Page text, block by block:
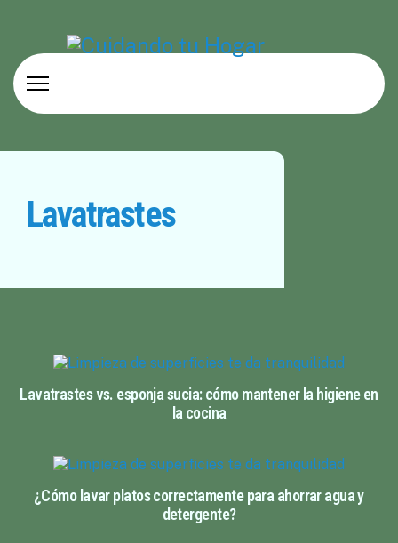
Lavatrastes
Lavatrastes vs. esponja sucia: cómo mantener la higiene en
la cocina
¿Cómo lavar platos correctamente para ahorrar agua y
detergente?